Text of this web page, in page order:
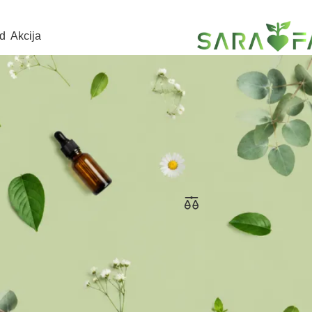
Akcija
Show
roll-on 1+1
Protiv znojenja
Dermedic Baby Atopy puter
37,90